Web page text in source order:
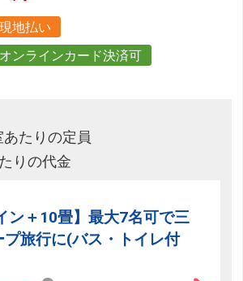
現地払い
オンラインカード決済可
たりの定員
りの代金
ン＋10畳】最大7名可で三
プ旅行に(バス・トイレ付